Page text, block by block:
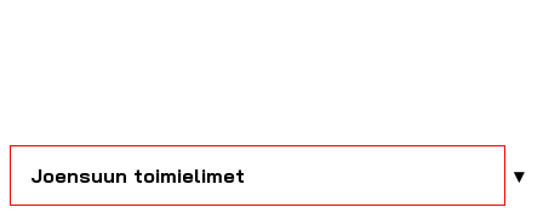
Joensuun toimielimet